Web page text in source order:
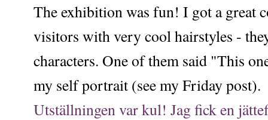
The exhibition was fun! I got a great
visitors with very cool hairstyles -
characters. One of them said "This
my self portrait (see my Friday post).
Utställningen var kul! Jag fick en